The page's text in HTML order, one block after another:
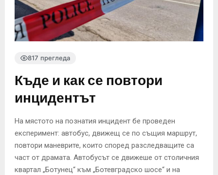
817 прегледа
Къде и как се повтори
инцидентът
На мястото на познатия инцидент бе проведен
експеримент: автобус, движещ се по същия маршрут,
повтори маневрите, които според разследващите са
част от драмата. Автобусът се движеше от столичния
квартал „Ботунец“ към „Ботевградско шосе“ и на